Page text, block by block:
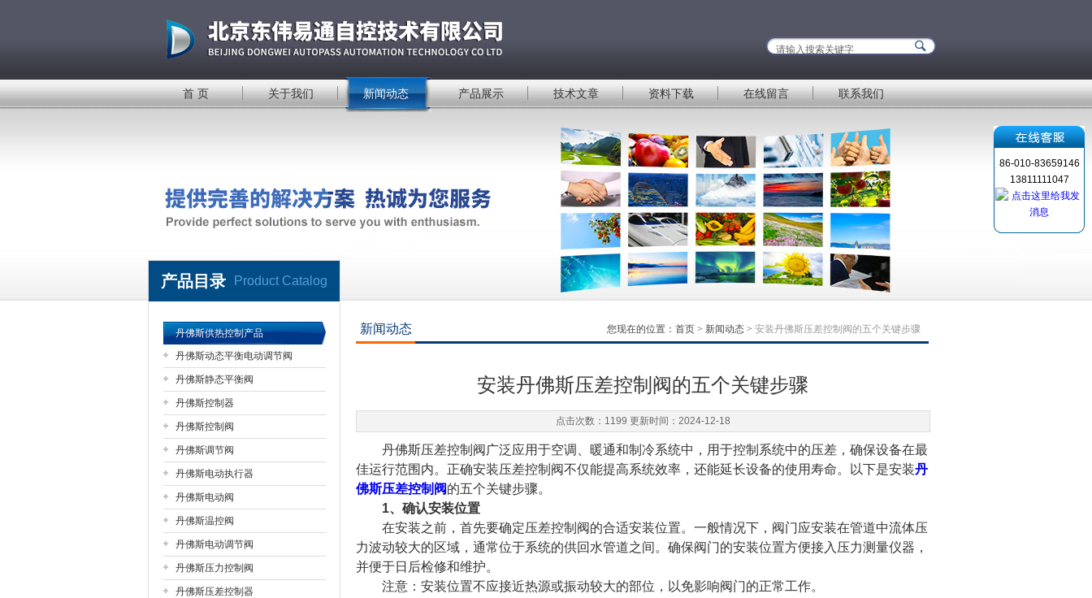
公司名称
首 页 关于我们 新闻动态 产品展示 技术文章 资料下载 在线留言 联系我们
产品目录 Product Catalog
丹佛斯供热控制产品
丹佛斯动态平衡电动调节阀
丹佛斯静态平衡阀
丹佛斯控制器
丹佛斯控制阀
丹佛斯调节阀
丹佛斯电动执行器
丹佛斯电动阀
丹佛斯温控阀
丹佛斯电动调节阀
丹佛斯压力控制阀
丹佛斯压差控制器
新闻动态 您现在的位置： 首页 > 新闻动态 > 安装丹佛斯压差控制阀的五个关键步骤
安装丹佛斯压差控制阀的五个关键步骤
点击次数：1199 更新时间：2024-12-18
丹佛斯压差控制阀广泛应用于空调、暖通和制冷系统中，用于控制系统中的压差，确保设备在最
佳运行范围内。正确安装压差控制阀不仅能提高系统效率，还能延长设备的使用寿命。以下是安装丹
佛斯压差控制阀的五个关键步骤。
1、确认安装位置
在安装之前，首先要确定压差控制阀的合适安装位置。一般情况下，阀门应安装在管道中流体压
力波动较大的区域，通常位于系统的供回水管道之间。确保阀门的安装位置方便接入压力测量仪器，
并便于日后检修和维护。
注意：安装位置不应接近热源或振动较大的部位，以免影响阀门的正常工作。
86-010-83659146
13811111047